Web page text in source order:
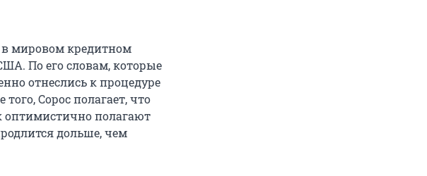
мировом кредитном
По его словам, которые
отнеслись к процедуре
Сорос полагает, что
оптимистично полагают
дольше, чем